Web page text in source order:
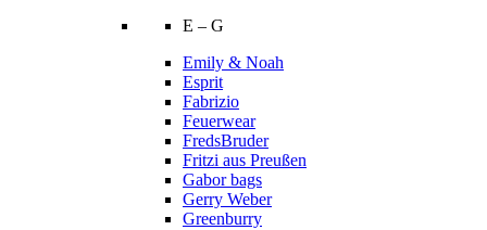
E – G
Emily & Noah
Esprit
Fabrizio
Feuerwear
FredsBruder
Fritzi aus Preußen
Gabor bags
Gerry Weber
Greenburry